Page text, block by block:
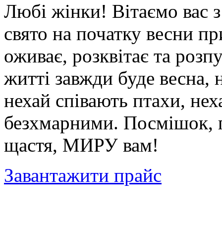
Любі жінки! Вітаємо вас
свято на початку весни
оживає, розквітає та
житті завжди буде весна,
нехай співають птахи,
безхмарними. Посмішок,
щастя, МИРУ вам!
Завантажити прайс